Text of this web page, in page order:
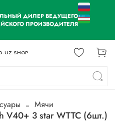
ДИЛЕР ВЕДУЩЕГО
ПРОИЗВОДИТЕЛЯ
UZ.SHOP
Мячи
V40+ 3 star WTTC (6шт.)